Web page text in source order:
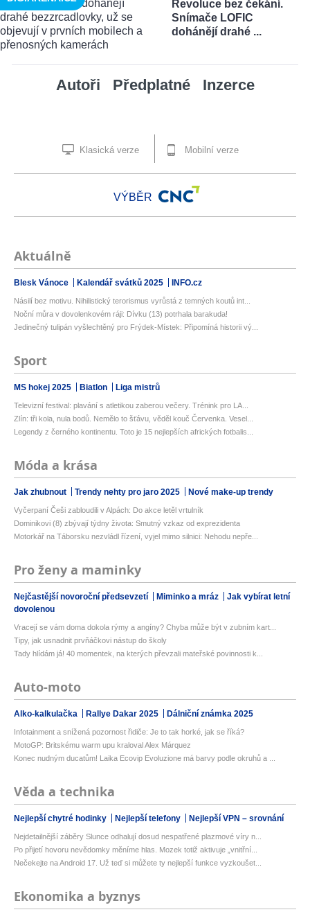
Revoluce bez čekání.
Snímače LOFIC
dohánějí drahé ...
Autoři Předplatné Inzerce
Klasická verze Mobilní verze
VÝBĚR
Aktuálně
Blesk Vánoce Kalendář svátků 2025 INFO.cz
Násilí bez motivu. Nihilistický terorismus vyrůstá z temných koutů int...
Noční můra v dovolenkovém ráji: Dívku (13) potrhala barakuda!
Jedinečný tulipán vyšlechtěný pro Frýdek-Místek: Připomíná historii vý...
Sport
MS hokej 2025 Biatlon Liga mistrů
Televizní festival: plavání s atletikou zaberou večery. Trénink pro LA...
Zlín: tři kola, nula bodů. Nemělo to šťávu, věděl kouč Červenka. Vesel...
Legendy z černého kontinentu. Toto je 15 nejlepších afrických fotbalis...
Móda a krása
Jak zhubnout Trendy nehty pro jaro 2025 Nové make-up trendy
Vyčerpaní Češi zabloudili v Alpách: Do akce letěl vrtulník
Dominikovi (8) zbývají týdny života: Smutný vzkaz od exprezidenta
Motorkář na Táborsku nezvládl řízení, vyjel mimo silnici: Nehodu nepře...
Pro ženy a maminky
Nejčastější novoroční předsevzetí Miminko a mráz
Jak vybírat letní
dovolenou
Vracejí se vám doma dokola rýmy a angíny? Chyba může být v zubním kart...
Tipy, jak usnadnit prvňáčkovi nástup do školy
Tady hlídám já! 40 momentek, na kterých převzali mateřské povinnosti k...
Auto-moto
Alko-kalkulačka Rallye Dakar 2025 Dálniční známka 2025
Infotainment a snížená pozornost řidiče: Je to tak horké, jak se říká?
MotoGP: Britskému warm upu kraloval Alex Márquez
Konec nudným ducatům! Laika Ecovip Evoluzione má barvy podle okruhů a ...
Věda a technika
Nejlepší chytré hodinky Nejlepší telefony Nejlepší VPN – srovnání
Nejdetailnější záběry Slunce odhalují dosud nespatřené plazmové víry n...
Po přijetí hovoru nevědomky měníme hlas. Mozek totiž aktivuje „vnitřní...
Nečekejte na Android 17. Už teď si můžete ty nejlepší funkce vyzkoušet...
Ekonomika a byznys